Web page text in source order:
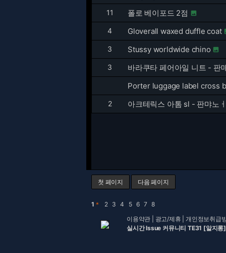
11 폴로 베이포드 2점 
4 Gloverall waxed duffle coat
3 Stussy worldwide chino 
3
바라쿠타 페어아일 니트 - 판
Porter luggage label cross
2 아크테릭스 아톰 sl - 판먀노
첫 페이지 다음 페이지
1 ＊ 2 3 4 5 6 7 8
이용약관
광고/제휴 |개인정보취급
실시간 Issue 커뮤니티 TE31 [알지